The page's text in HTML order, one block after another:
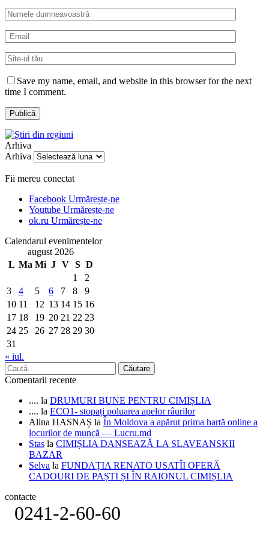
Save my name, email, and website in this browser for the next
time I comment.
Arhiva
Arhiva
Fii mereu conectat
Facebook Urmărește-ne
Youtube Urmărește-ne
ok.ru Urmărește-ne
Calendarul evenimentelor
august 2026
L Ma Mi J V S D
1
2
3
4 5 6 7 8
9
10 11 12 13 14 15 16
17 18 19 20 21 22 23
24 25 26 27 28 29 30
31
« iul.
Comentarii recente
.... la DRUMURI BUNE PENTRU CIMIȘLIA
.... la ECO1- stopați poluarea apelor râurilor
Alina HASNAȘ la În Moldova a apărut prima hartă online a
locurilor de muncă — Lucru.md
Stas la CIMIȘLIA DANSEAZĂ LA SLAVEANSKII
BAZAR
Selva la FUNDAȚIA RENATO USATÎI OFERĂ
CADOURI DE PAȘTI ȘI ÎN RAIONUL CIMIȘLIA
contacte
0241-2-60-60